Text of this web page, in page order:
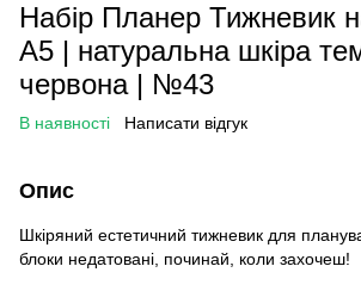
Набір Планер Тижневик
А5 | натуральна шкіра
червона | №43
В наявності Написати відгук
Опис
Шкіряний естетичний тижневик для
блоки недатовані, починай, коли захочеш!